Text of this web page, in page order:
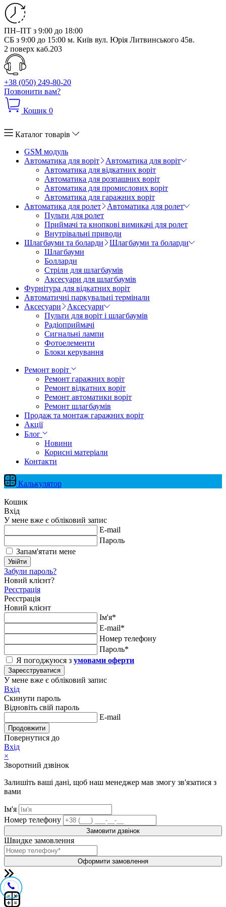
ПН–ПТ з 9:00 до 18:00
СБ з 9:00 до 15:00 м. Київ вул. Юрія Литвинського 45в.
2 поверх каб.203
+38 (050) 249-80-20
Позвонити вам?
Кошик 0
Каталог товарів
GSM модуль
Автоматика для воріт
Автоматика для воріт
Автоматика для відкатних воріт
Автоматика для розпашних воріт
Автоматика для промислових воріт
Автоматика для гаражних воріт
Автоматика для ролет
Автоматика для ролет
Пульти для ролет
Приймачі та кнопкові вимикачі для ролет
Внутрівальні приводи
Шлагбауми та боларди
Шлагбауми та боларди
Шлагбауми
Болларди
Стріли для шлагбаумів
Аксесуари для шлагбаумів
Фурнітура для відкатних воріт
Автоматичні паркувальні термінали
Аксесуари
Аксесуари
Пульти для воріт і шлагбаумів
Радіоприймачі
Сигнальні лампи
Фотоелементи
Блоки керування
Ремонт воріт
Ремонт гаражних воріт
Ремонт відкатних воріт
Ремонт автоматики воріт
Ремонт шлагбаумів
Продаж та монтаж гаражних воріт
Акції
Блог
Новини
Корисні матеріали
Контакти
Калькулятор
Кошик
Вхід
У мене вже є обліковий запис
E-mail
Пароль
Запам'ятати мене
Увійти
Забули пароль?
Новий клієнт?
Реєстрація
Реєстрація
Новий клієнт
Ім'я*
E-mail*
Номер телефону
Пароль*
Я погоджуюся з умовами оферти
Зареєструватися
У мене вже є обліковий запис
Вхід
Скинути пароль
Відновіть свій пароль
E-mail
Продовжити
Повернутися до
Вхід
×
Зворотний дзвінок
Залишіть ваші дані, щоб наш менеджер мав змогу зв'язатися з
вами
Ім'я
Номер телефону
Замовити дзвінок
Швидке замовлення
Оформити замовлення